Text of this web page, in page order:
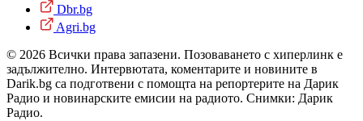
Dbr.bg
Agri.bg
© 2026 Всички права запазени. Позоваването с хиперлинк е
задължително. Интервютата, коментарите и новините в
Darik.bg са подготвени с помощта на репортерите на Дарик
Радио и новинарските емисии на радиото. Снимки: Дарик
Радио.